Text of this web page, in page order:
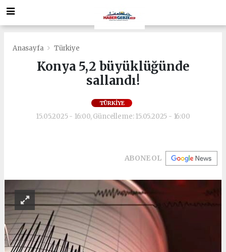
Anasayfa Türkiye
Konya 5,2 büyüklüğünde
sallandı!
TÜRKIYE
15.05.2025 - 16:00, Güncelleme: 15.05.2025 - 16:00
ABONE OL